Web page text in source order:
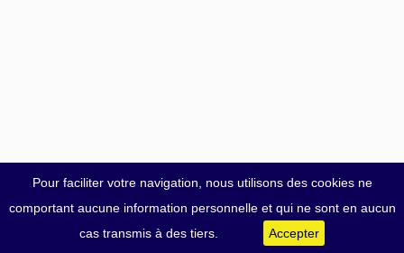
Pour faciliter votre navigation, nous utilisons des cookies ne
comportant aucune information personnelle et qui ne sont en aucun
cas transmis à des tiers.
Accepter